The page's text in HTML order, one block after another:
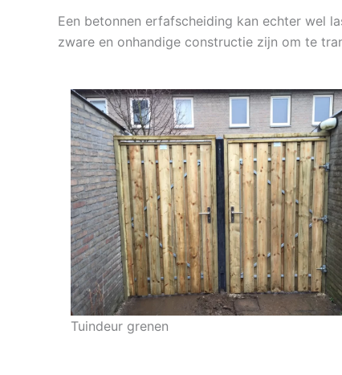
Een betonnen erfafscheiding kan echter wel
zware en onhandige constructie zijn om te
Tuindeur grenen